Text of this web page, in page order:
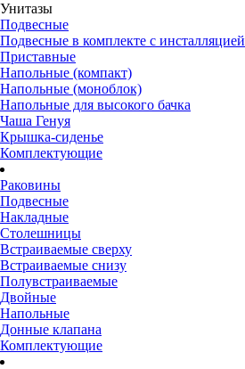
Унитазы
Подвесные
Подвесные в комплекте с инсталляцией
Приставные
Напольные (компакт)
Напольные (моноблок)
Напольные для высокого бачка
Чаша Генуя
Крышка-сиденье
Комплектующие
Раковины
Подвесные
Накладные
Столешницы
Встраиваемые сверху
Встраиваемые снизу
Полувстраиваемые
Двойные
Напольные
Донные клапана
Комплектующие